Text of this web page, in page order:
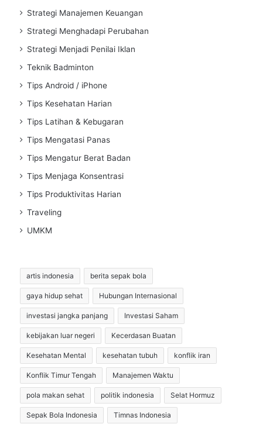
Strategi Manajemen Keuangan
Strategi Menghadapi Perubahan
Strategi Menjadi Penilai Iklan
Teknik Badminton
Tips Android / iPhone
Tips Kesehatan Harian
Tips Latihan & Kebugaran
Tips Mengatasi Panas
Tips Mengatur Berat Badan
Tips Menjaga Konsentrasi
Tips Produktivitas Harian
Traveling
UMKM
artis indonesia berita sepak bola
gaya hidup sehat Hubungan Internasional
investasi jangka panjang Investasi Saham
kebijakan luar negeri Kecerdasan Buatan
Kesehatan Mental kesehatan tubuh konflik iran
Konflik Timur Tengah Manajemen Waktu
pola makan sehat politik indonesia Selat Hormuz
Sepak Bola Indonesia Timnas Indonesia